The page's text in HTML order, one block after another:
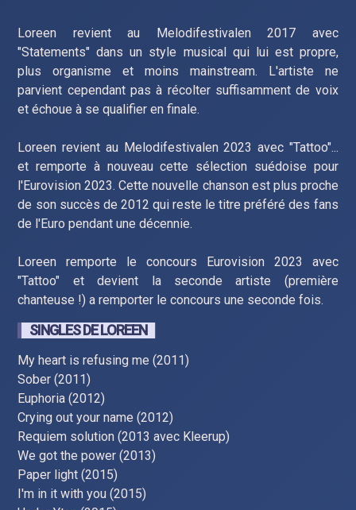
Loreen revient au Melodifestivalen 2017 avec
"Statements" dans un style musical qui lui est propre,
plus organisme et moins mainstream. L'artiste ne
parvient cependant pas à récolter suffisamment de voix
et échoue à se qualifier en finale.
Loreen revient au Melodifestivalen 2023 avec "Tattoo"...
et remporte à nouveau cette sélection suédoise pour
l'Eurovision 2023. Cette nouvelle chanson est plus proche
de son succès de 2012 qui reste le titre préféré des fans
de l'Euro pendant une décennie.
Loreen remporte le concours Eurovision 2023 avec
"Tattoo" et devient la seconde artiste (première
chanteuse !) a remporter le concours une seconde fois.
SINGLES DE LOREEN
My heart is refusing me (2011)
Sober (2011)
Euphoria (2012)
Crying out your name (2012)
Requiem solution (2013 avec Kleerup)
We got the power (2013)
Paper light (2015)
I'm in it with you (2015)